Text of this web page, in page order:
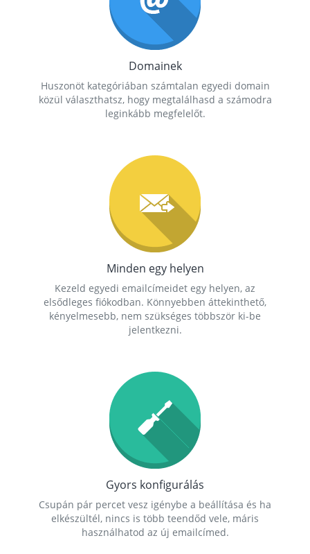
Domainek
Huszonöt kategóriában számtalan egyedi domain
közül választhatsz, hogy megtalálhasd a számodra
leginkább megfelelőt.
Minden egy helyen
Kezeld egyedi emailcímeidet egy helyen, az
elsődleges fiókodban. Könnyebben áttekinthető,
kényelmesebb, nem szükséges többször ki-be
jelentkezni.
Gyors konfigurálás
Csupán pár percet vesz igénybe a beállítása és ha
elkészültél, nincs is több teendőd vele, máris
használhatod az új emailcímed.